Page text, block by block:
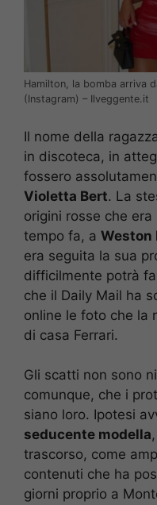
Hamilton, la bomba arriva
(Instagram) – Ilveggente.it
Il nome della
in discoteca, in
fossero
Violetta Bert. La
origini rosse che
tempo fa, a Weston
era seguita la sua
difficilmente potrà
che il Daily Mail ha
online le foto che la
di casa Ferrari.
Gli scatti non sono
comunque, che i
siano loro. Ipotesi
seducente modella
trascorso, come
contenuti che ha
giorni proprio a